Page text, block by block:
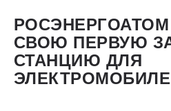
СВОЮ ПЕРВУЮ
СТАНЦИЮ ДЛЯ